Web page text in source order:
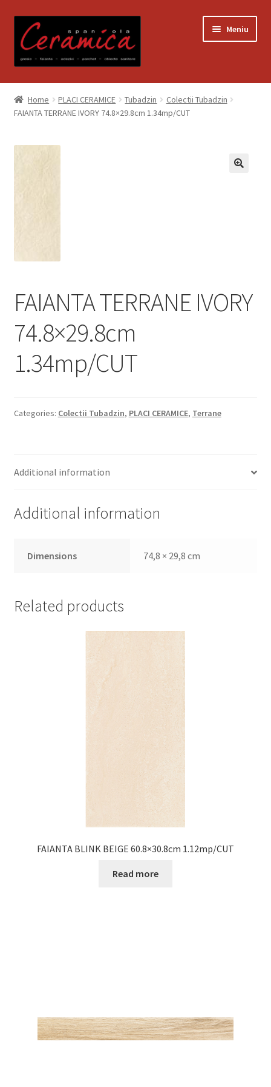
la
navigare
la
conținut
Meniu
Prima pagină
Blog
Contact
Plata si Livrare
Politică de confidențialitate
Politica de cookie
Plată
Home PLACI CERAMICE Tubadzin
Colectii Tubadzin
FAIANTA TERRANE IVORY 74.8×29.8cm 1.34mp/CUT
FAIANTA TERRANE IVORY
74.8×29.8cm
1.34mp/CUT
Categories: Colectii Tubadzin, PLACI CERAMICE, Terrane
Additional information
Additional information
Dimensions 74,8 × 29,8 cm
Related products
FAIANTA BLINK BEIGE 60.8×30.8cm 1.12mp/CUT
Read more